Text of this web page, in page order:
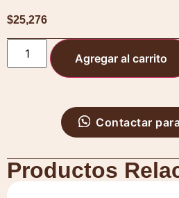
$25,276
Agregar al carrito
Contactar
Productos